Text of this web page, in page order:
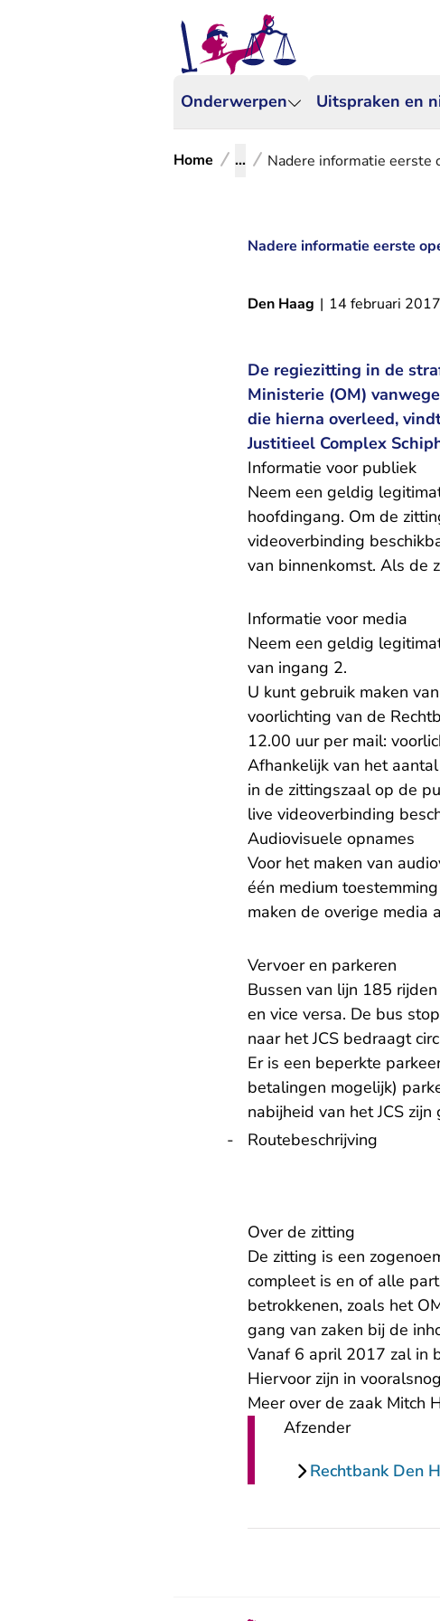
Onderwerpen Uitspraken en
Home ... Nadere informatie eerste
Nadere informatie eerste
Den Haag | 14 februari 2017
De regiezitting in de
Ministerie (OM)
die hierna overleed,
Justitieel Complex
Informatie voor publiek
Neem een geldig
hoofdingang. Om de
videoverbinding
van binnenkomst. Als de
Informatie voor media
Neem een geldig
van ingang 2.
U kunt gebruik maken
voorlichting van de
12.00 uur per mail:
Afhankelijk van het
in de zittingszaal op de
live videoverbinding
Audiovisuele opnames
Voor het maken van
één medium
maken de overige media
Vervoer en parkeren
Bussen van lijn 185
en vice versa. De bus
naar het JCS bedraagt
Er is een beperkte
betalingen mogelijk)
nabijheid van het JCS
Routebeschrijving
Over de zitting
De zitting is een
compleet is en of alle
betrokkenen, zoals het
gang van zaken bij de
Vanaf 6 april 2017 zal in
Hiervoor zijn in
Meer over de zaak Mitch
Afzender
Rechtbank Den